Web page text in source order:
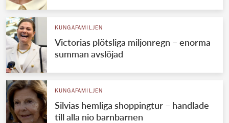
KUNGAFAMILJEN
Victorias plötsliga miljonregn – enorma
summan avslöjad
KUNGAFAMILJEN
Silvias hemliga shoppingtur – handlade
till alla nio barnbarnen